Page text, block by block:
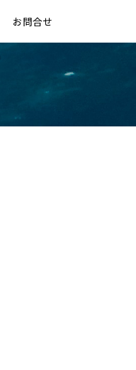
お問合せ